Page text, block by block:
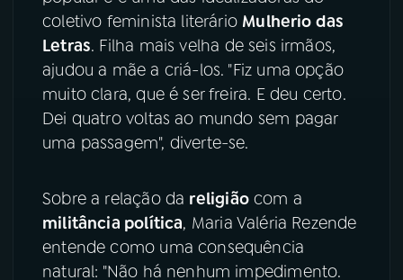
coletivo feminista literário Mulherio das
Letras. Filha mais velha de seis irmãos,
ajudou a mãe a criá-los. "Fiz uma opção
muito clara, que é ser freira. E deu certo.
Dei quatro voltas ao mundo sem pagar
uma passagem", diverte-se.
Sobre a relação da religiãocom a
militância política, Maria Valéria Rezende
entende como uma consequência
natural: "Não há nenhum impedimento.